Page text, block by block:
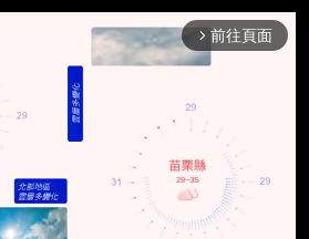
arrow_forward_ios 前往頁面